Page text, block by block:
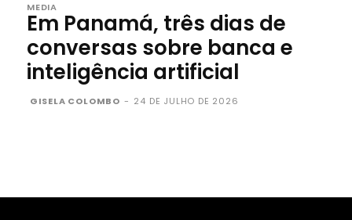
MEDIA
Em Panamá, três dias de
conversas sobre banca e
inteligência artificial
GISELA COLOMBO - 24 DE JULHO DE 2026